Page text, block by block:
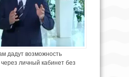
дадут возможность
личный кабинет без